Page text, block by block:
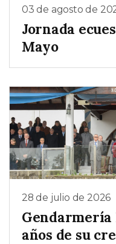
03 de agosto de
Jornada
Mayo
28 de julio de 2026
Gendarmería
años de su